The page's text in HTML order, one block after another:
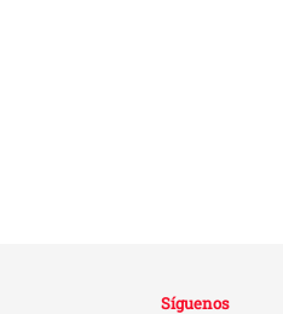
Síguenos